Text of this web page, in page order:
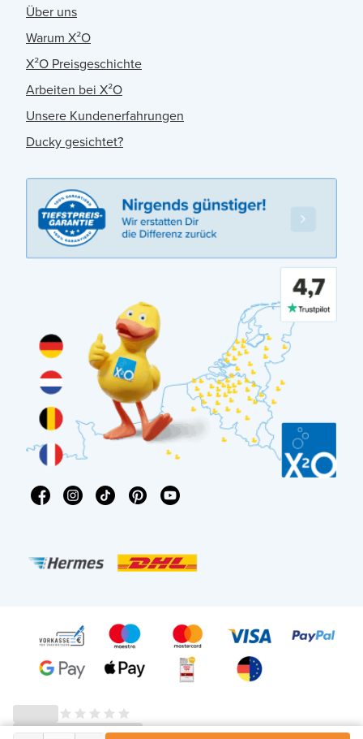
Über uns
Warum X²O
X²O Preisgeschichte
Arbeiten bei X²O
Unsere Kundenerfahrungen
Ducky gesichtet?